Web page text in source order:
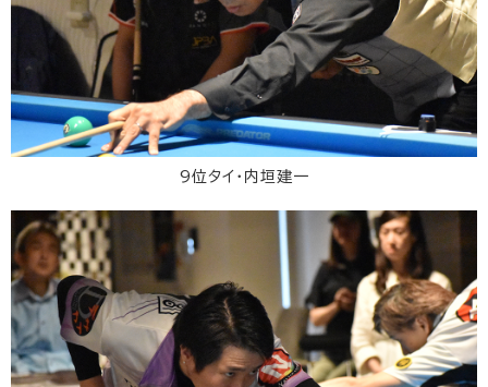
9位タイ・内垣建一